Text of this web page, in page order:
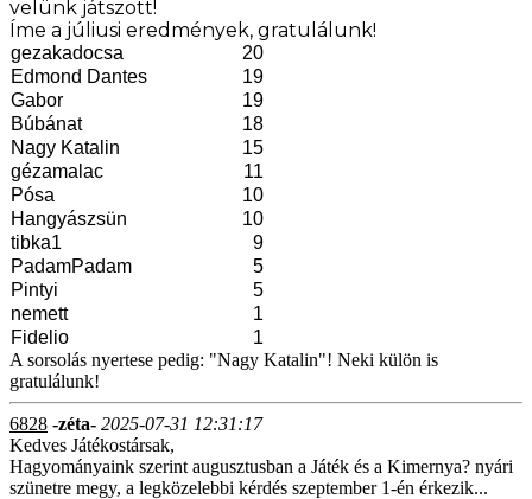
velünk játszott!
Íme a júliusi eredmények, gratulálunk!
gezakadocsa
20
Edmond Dantes
19
Gabor
19
Búbánat
18
Nagy Katalin
15
gézamalac
11
Pósa
10
Hangyászsün
10
tibka1
9
PadamPadam
5
Pintyi
5
nemett
1
Fidelio
1
A sorsolás nyertese pedig: "Nagy Katalin"! Neki külön is
gratulálunk!
6828 -zéta- 2025-07-31 12:31:17
Kedves Játékostársak,
Hagyományaink szerint augusztusban a Játék és a Kimernya? nyári
szünetre megy, a legközelebbi kérdés szeptember 1-én érkezik...